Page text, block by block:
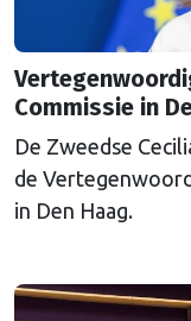
Commissie in
De Zweedse
de
in Den Haag.